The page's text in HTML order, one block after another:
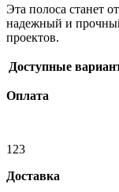
Эта полоса станет
надежный и
проектов.
Доступные
Оплата
123
Доставка